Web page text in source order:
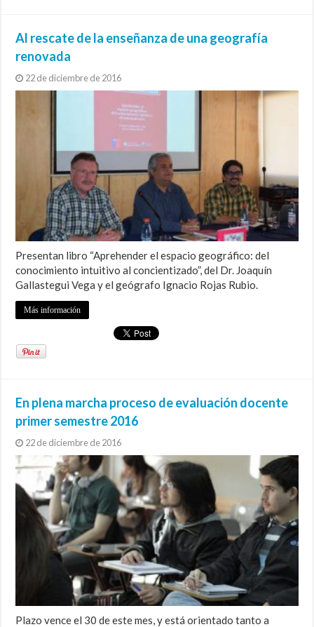
Al rescate de la enseñanza de una geografía
renovada
22 de diciembre de 2016
Presentan libro “Aprehender el espacio geográfico: del
conocimiento intuitivo al concientizado”, del Dr. Joaquín
Gallastegui Vega y el geógrafo Ignacio Rojas Rubio.
Más información
En plena marcha proceso de evaluación docente
primer semestre 2016
22 de diciembre de 2016
Plazo vence el 30 de este mes, y está orientado tanto a